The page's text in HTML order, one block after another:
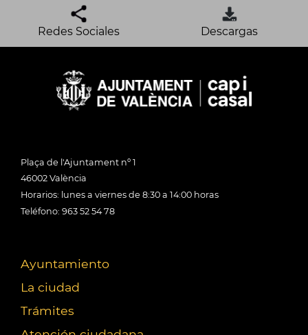
Redes Sociales Descargas
Plaça de l'Ajuntament nº 1
46002 València
Horarios: lunes a viernes de 8:30 a 14:00 horas
Teléfono: 963 52 54 78
Ayuntamiento
La ciudad
Trámites